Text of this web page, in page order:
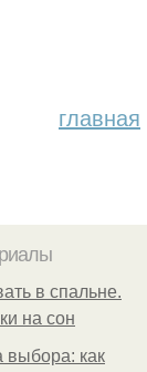
главная
в спальне.
на сон
выбора: как